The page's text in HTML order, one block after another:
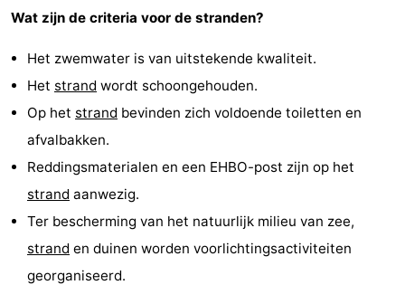
Wat zijn de criteria voor de stranden?
Het zwemwater is van uitstekende kwaliteit.
Het strand wordt schoongehouden.
Op het strand bevinden zich voldoende toiletten en
afvalbakken.
Reddingsmaterialen en een EHBO-post zijn op het
strand aanwezig.
Ter bescherming van het natuurlijk milieu van zee,
strand en duinen worden voorlichtingsactiviteiten
georganiseerd.